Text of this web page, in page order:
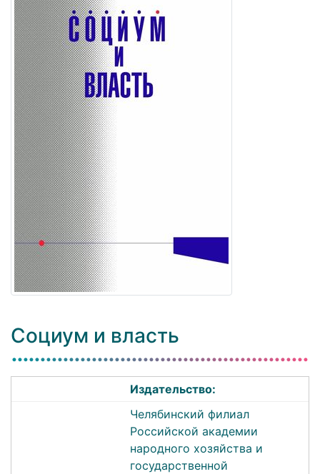
Социум и власть
Издательство:
Челябинский филиал
Российской академии
народного хозяйства и
государственной